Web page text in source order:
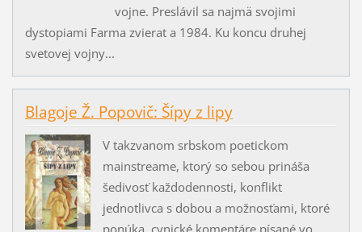
vojne. Preslávil sa najmä svojimi
dystopiami Farma zvierat a 1984. Ku koncu druhej
svetovej vojny...
Blagoje Ž. Popovič: Šípy z lipy
V takzvanom srbskom poetickom
mainstreame, ktorý so sebou prináša
šedivosť každodennosti, konflikt
jednotlivca s dobou a možnosťami, ktoré
ponúka, cynické komentáre písané vo